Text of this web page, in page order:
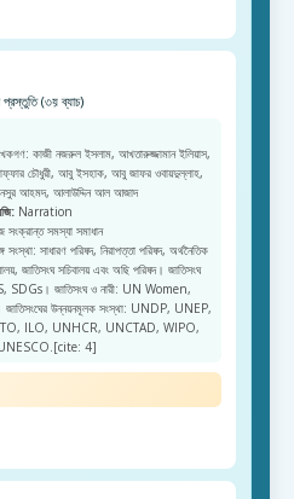
প্রস্তুতি (৩য় ব্যাচ)
কাজী নজরুল ইসলাম, আখতারুজ্জামান ইলিয়াস,
চৌধুরী, আবু ইসহাক, আবু জাফর ওবায়দুল্লাহ,
আহমদ, আলাউদ্দিন আল আজাদ
Narration
সংক্রান্ত সমস্যা সমাধান
সংস্থা: সাধারণ পরিষদ, নিরাপত্তা পরিষদ, অর্থনৈতিক
জাতিসংঘ সচিবালয় এবং অছি পরিষদ। জাতিসংঘ
SDGs। জাতিসংঘ ও নারী: UN Women,
উন্নয়নমূলক সংস্থা: UNDP, UNEP,
ILO, UNHCR, UNCTAD, WIPO,
4]